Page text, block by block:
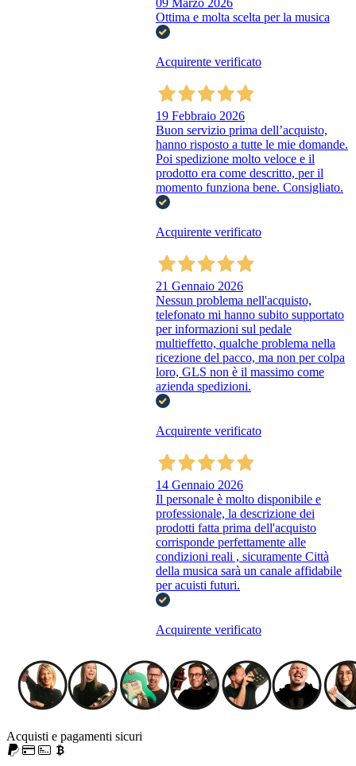
09 Marzo 2026
Ottima e molta scelta per la musica
Acquirente verificato
19 Febbraio 2026
Buon servizio prima dell’acquisto,
hanno risposto a tutte le mie domande.
Poi spedizione molto veloce e il
prodotto era come descritto, per il
momento funziona bene. Consigliato.
Acquirente verificato
21 Gennaio 2026
Nessun problema nell'acquisto,
telefonato mi hanno subito supportato
per informazioni sul pedale
multieffetto, qualche problema nella
ricezione del pacco, ma non per colpa
loro, GLS non è il massimo come
azienda spedizioni.
Acquirente verificato
14 Gennaio 2026
Il personale è molto disponibile e
professionale, la descrizione dei
prodotti fatta prima dell'acquisto
corrisponde perfettamente alle
condizioni reali , sicuramente Città
della musica sarà un canale affidabile
per acuisti futuri.
Acquirente verificato
Acquisti e pagamenti sicuri